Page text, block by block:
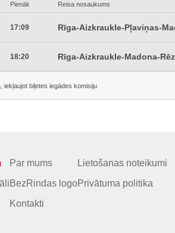
Pienāk Reisa nosaukums
17:09 Rīga-Aizkraukle-Pļaviņas-
18:20 Rīga-Aizkraukle-Madona-
iekļaujot biļetes iegādes komisiju
Par mums
BezRindas logo
Kontakti
Lietošanas noteikumi
Privātuma politika